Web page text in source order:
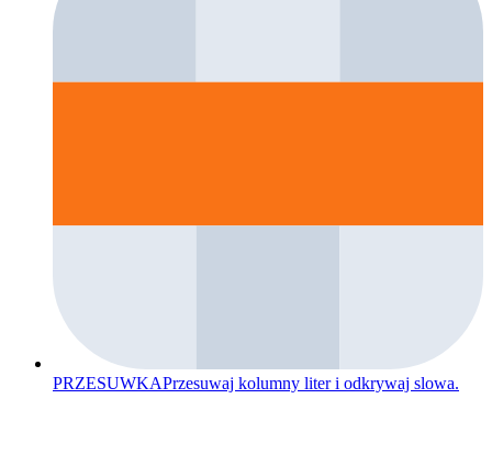
PRZESUWKAPrzesuwaj kolumny liter i odkrywaj slowa.